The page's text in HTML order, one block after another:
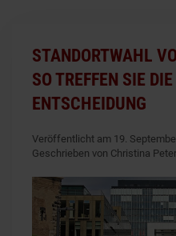
STANDORTWAHL
SO TREFFEN SIE
ENTSCHEIDUNG
Veröffentlicht am 19.
Geschrieben von Christina